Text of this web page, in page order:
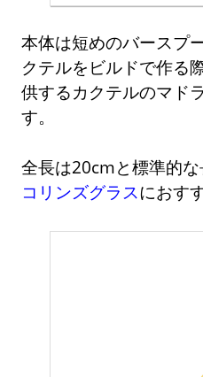
本体は短めのバースプ
クテルをビルドで作る
供するカクテルのマド
す。
全長は20cmと標準的な
コリンズグラスにおす